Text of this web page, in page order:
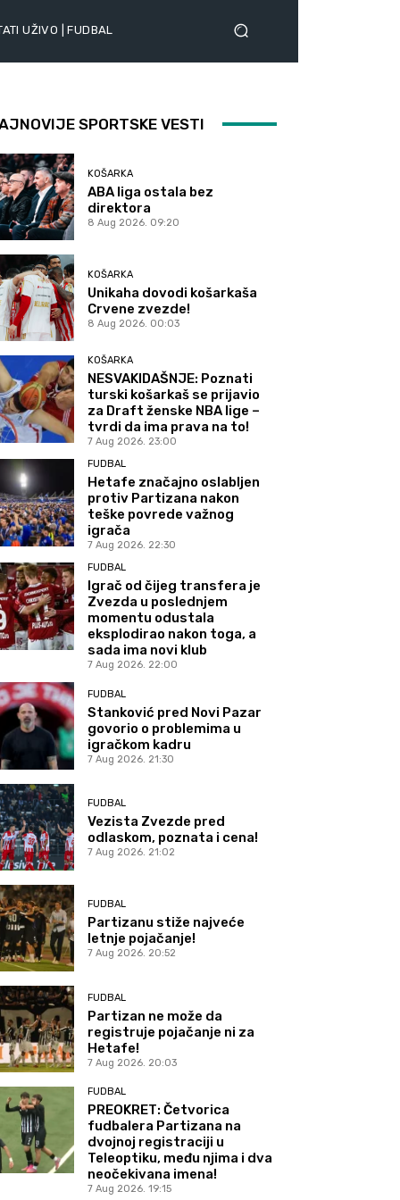
UŽIVO | FUDBAL
SPORTSKE VESTI
KOŠARKA
ABA liga ostala bez
direktora
8 Aug 2026. 09:20
KOŠARKA
Unikaha dovodi košarkaša
Crvene zvezde!
8 Aug 2026. 00:03
KOŠARKA
NESVAKIDAŠNJE: Poznati
turski košarkaš se prijavio
za Draft ženske NBA lige –
tvrdi da ima prava na to!
7 Aug 2026. 23:00
FUDBAL
Hetafe značajno oslabljen
protiv Partizana nakon
teške povrede važnog
igrača
7 Aug 2026. 22:30
FUDBAL
Igrač od čijeg transfera je
Zvezda u poslednjem
momentu odustala
eksplodirao nakon toga, a
sada ima novi klub
7 Aug 2026. 22:00
FUDBAL
Stanković pred Novi Pazar
govorio o problemima u
igračkom kadru
7 Aug 2026. 21:30
FUDBAL
Vezista Zvezde pred
odlaskom, poznata i cena!
7 Aug 2026. 21:02
FUDBAL
Partizanu stiže najveće
letnje pojačanje!
7 Aug 2026. 20:52
FUDBAL
Partizan ne može da
registruje pojačanje ni za
Hetafe!
7 Aug 2026. 20:03
FUDBAL
PREOKRET: Četvorica
fudbalera Partizana na
dvojnoj registraciji u
Teleoptiku, među njima i dva
neočekivana imena!
7 Aug 2026. 19:15